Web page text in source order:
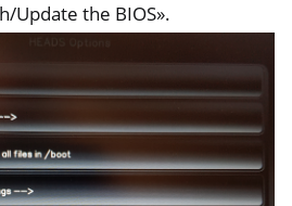
Update the BIOS».